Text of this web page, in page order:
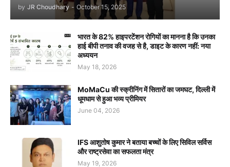
by JR Choudhary - October 15, 2025
भारत के 82% हाइपरटेंशन रोगियों का मानना है कि उनका
हाई बीपी तनाव की वजह से है, डाइट के कारण नहीं: नया
अध्ययन
May 18, 2026
MoMaCu की स्क्रीनिंग में सितारों का जमघट, दिल्ली में
धूमधाम से हुआ भव्य प्रीमियर
June 04, 2026
IFS आशुतोष कुमार ने बताया बच्चों के लिए सिविल सर्विस
और राष्ट्रसेवा का सफलता मंत्र
May 19, 2026